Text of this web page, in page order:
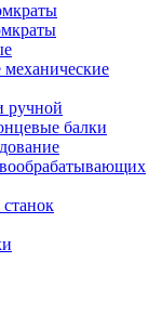
ручной
балки